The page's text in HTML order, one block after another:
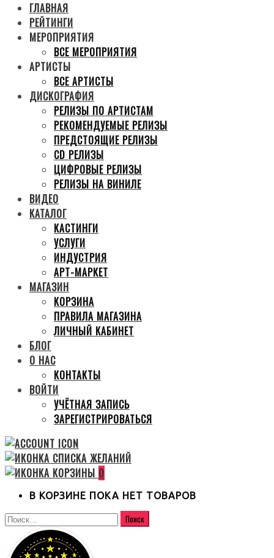
ГЛАВНАЯ
РЕЙТИНГИ
МЕРОПРИЯТИЯ
ВСЕ МЕРОПРИЯТИЯ
АРТИСТЫ
ВСЕ АРТИСТЫ
ДИСКОГРАФИЯ
РЕЛИЗЫ ПО АРТИСТАМ
РЕКОМЕНДУЕМЫЕ РЕЛИЗЫ
ПРЕДСТОЯЩИЕ РЕЛИЗЫ
CD РЕЛИЗЫ
ЦИФРОВЫЕ РЕЛИЗЫ
РЕЛИЗЫ НА ВИНИЛЕ
ВИДЕО
КАТАЛОГ
КАСТИНГИ
УСЛУГИ
ИНДУСТРИЯ
АРТ-МАРКЕТ
МАГАЗИН
КОРЗИНА
ПРАВИЛА МАГАЗИНА
ЛИЧНЫЙ КАБИНЕТ
БЛОГ
О НАС
КОНТАКТЫ
ВОЙТИ
УЧЁТНАЯ ЗАПИСЬ
ЗАРЕГИСТРИРОВАТЬСЯ
0
В КОРЗИНЕ ПОКА НЕТ ТОВАРОВ